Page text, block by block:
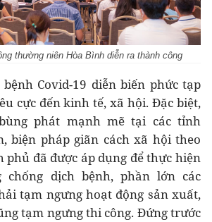
thường niên Hòa Bình diễn ra thành công
Covid-19 diễn biến phức tạp
cực đến kinh tế, xã hội. Đặc biệt,
phát mạnh mẽ tại các tỉnh
biện pháp giãn cách xã hội theo
phủ đã được áp dụng để thực hiện
chống dịch bệnh, phần lớn các
tạm ngưng hoạt động sản xuất,
tạm ngưng thi công. Đứng trước